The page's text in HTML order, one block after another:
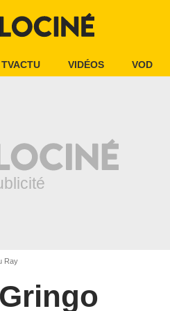
TVACTU VIDÉOS VOD
Ray